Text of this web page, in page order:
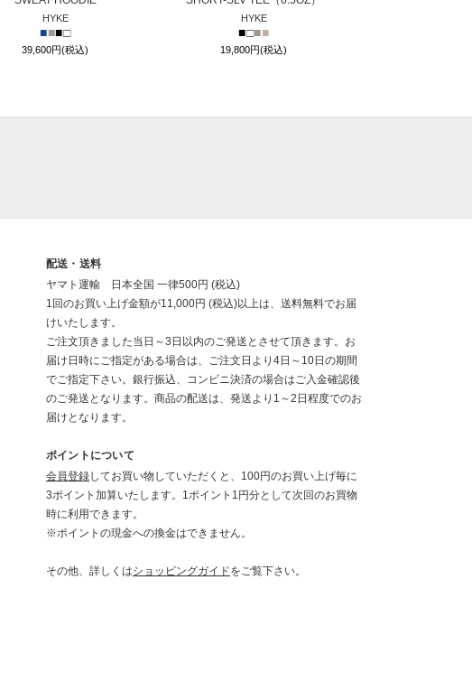
HYKE
■■■□
39,600円(税込)
HYKE
■□■■
19,800円(税込)
配送・送料
ヤマト運輸 日本全国 一律500円 (税込)
1回のお買い上げ金額が11,000円 (税込)以上は、送料無料でお届
けいたします。
ご注文頂きました当日～3日以内のご発送とさせて頂きます。お
届け日時にご指定がある場合は、ご注文日より4日～10日の期間
でご指定下さい。銀行振込、コンビニ決済の場合はご入金確認後
のご発送となります。商品の配送は、発送より1～2日程度でのお
届けとなります。
ポイントについて
会員登録してお買い物していただくと、100円のお買い上げ毎に
3ポイント加算いたします。1ポイント1円分として次回のお買物
時に利用できます。
※ポイントの現金への換金はできません。
その他、詳しくはショッピングガイドをご覧下さい。